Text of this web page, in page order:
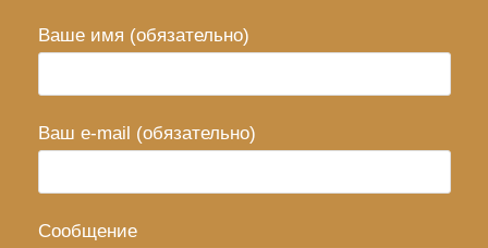
Ваше имя (обязательно)
Ваш e-mail (обязательно)
Сообщение